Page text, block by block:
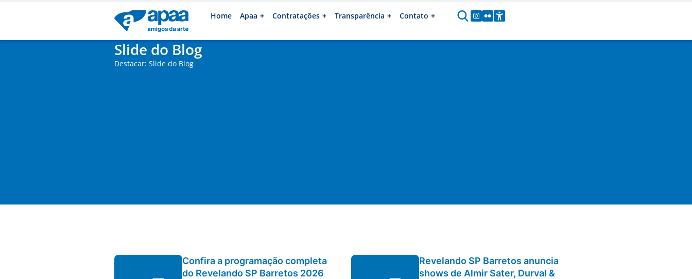
Home Apaa Contratações Transparência Contato
Slide do Blog
Destacar: Slide do Blog
Confira a programação completa
do Revelando SP Barretos 2026
Revelando SP Barretos anuncia
shows de Almir Sater, Durval &